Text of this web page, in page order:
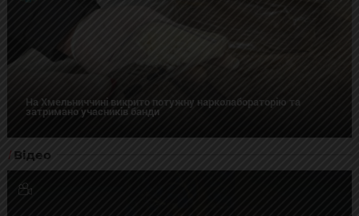
На Хмельниччині викрито потужну нарколабораторію та
затримано учасників банди
Відео